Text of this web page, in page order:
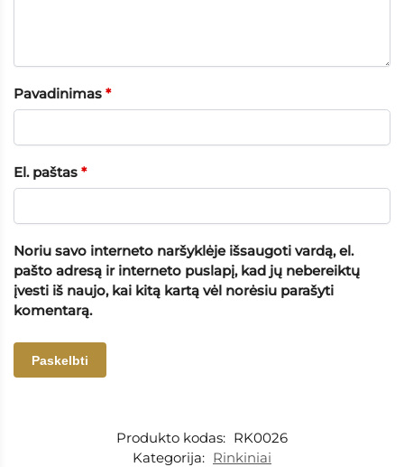
Pavadinimas *
El. paštas *
Noriu savo interneto naršyklėje išsaugoti vardą, el.
pašto adresą ir interneto puslapį, kad jų nebereiktų
įvesti iš naujo, kai kitą kartą vėl norėsiu parašyti
komentarą.
Produkto kodas: RK0026
Kategorija: Rinkiniai